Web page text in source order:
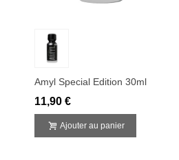
Amyl Special Edition 30ml
11,90 €
Ajouter au panier